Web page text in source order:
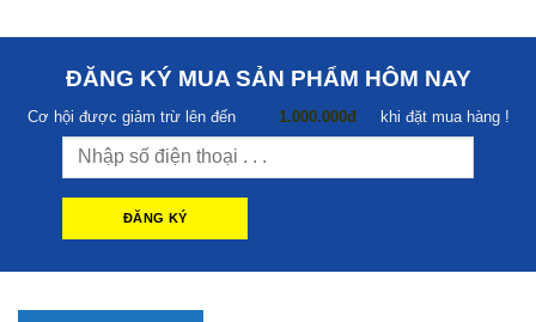
ĐĂNG KÝ MUA SẢN PHẨM HÔM NAY
Cơ hội được giảm trừ lên đến 1.000.000đ khi đặt mua hàng !